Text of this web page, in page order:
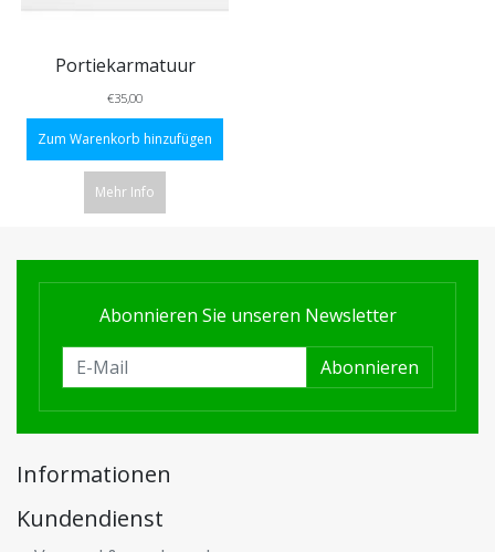
Portiekarmatuur
€35,00
Zum Warenkorb hinzufügen
Mehr Info
Abonnieren Sie unseren Newsletter
Abonnieren
Informationen
Kundendienst